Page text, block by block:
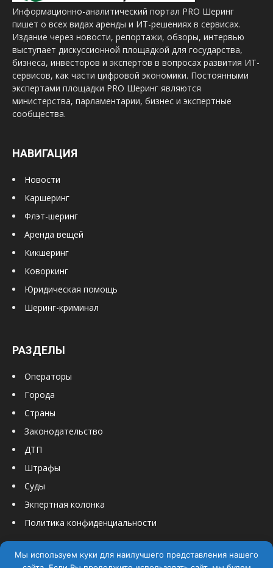
Информационно-аналитический портал PRO Шеринг
пишет о всех видах аренды и ИТ-решениях в сервисах.
Издание через новости, репортажи, обзоры, интервью
выступает дискуссионной площадкой для государства,
бизнеса, инвесторов и экспертов в вопросах развития ИТ-
сервисов, как части цифровой экономики. Постоянными
экспертами площадки PRO Шеринг являются
министерства, парламентарии, бизнес и экспертные
сообщества.
НАВИГАЦИЯ
Новости
Каршеринг
Флэт-шеринг
Аренда вещей
Кикшеринг
Коворкинг
Юридическая помощь
Шеринг-криминал
РАЗДЕЛЫ
Операторы
Города
Страны
Законодательство
ДТП
Штрафы
Суды
Экпертная колонка
Политика конфиденциальности
Мы используем куки для наилучшего представления нашего